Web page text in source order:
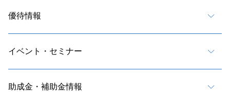
優待情報
イベント・セミナー
助成金・補助金情報